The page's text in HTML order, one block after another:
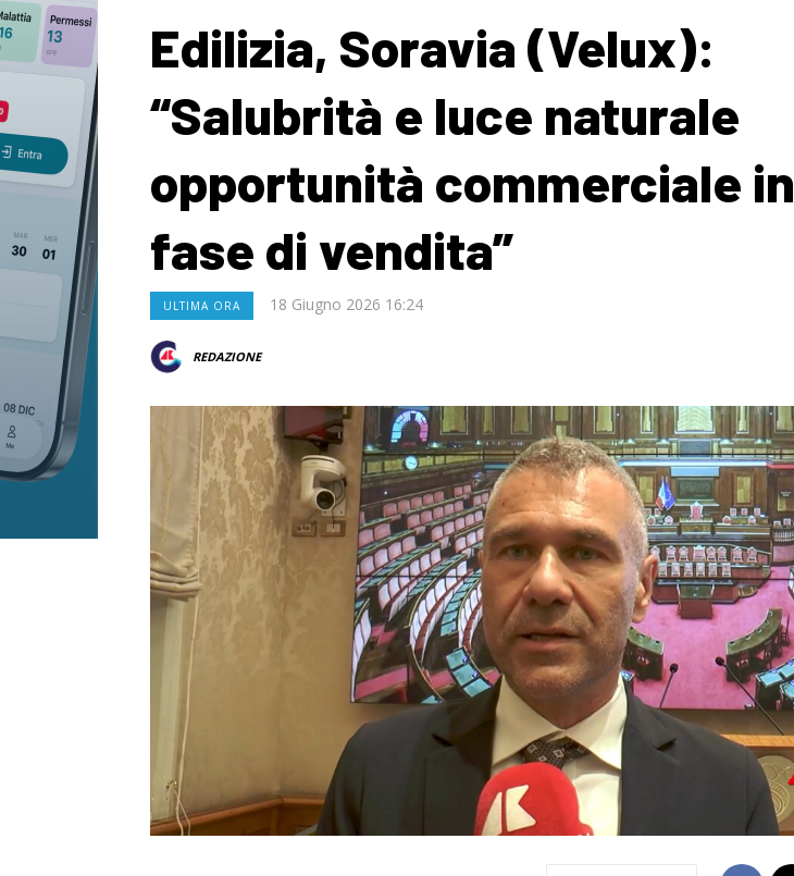
Edilizia, Soravia (Velux):
“Salubrità e luce naturale
opportunità commerciale in
fase di vendita”
ULTIMA ORA 18 Giugno 2026 16:24
REDAZIONE